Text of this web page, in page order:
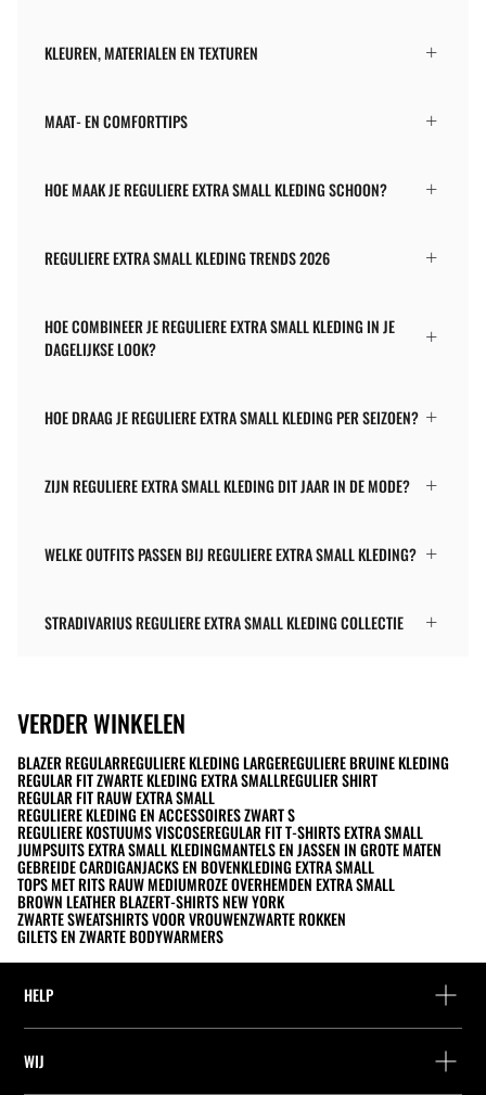
KLEUREN, MATERIALEN EN TEXTUREN
MAAT- EN COMFORTTIPS
HOE MAAK JE REGULIERE EXTRA SMALL KLEDING SCHOON?
REGULIERE EXTRA SMALL KLEDING TRENDS 2026
HOE COMBINEER JE REGULIERE EXTRA SMALL KLEDING IN JE
DAGELIJKSE LOOK?
HOE DRAAG JE REGULIERE EXTRA SMALL KLEDING PER SEIZOEN?
ZIJN REGULIERE EXTRA SMALL KLEDING DIT JAAR IN DE MODE?
WELKE OUTFITS PASSEN BIJ REGULIERE EXTRA SMALL KLEDING?
STRADIVARIUS REGULIERE EXTRA SMALL KLEDING COLLECTIE
VERDER WINKELEN
BLAZER REGULARREGULIERE KLEDING LARGEREGULIERE BRUINE KLEDING
REGULAR FIT ZWARTE KLEDING EXTRA SMALLREGULIER SHIRT
REGULAR FIT RAUW EXTRA SMALL
REGULIERE KLEDING EN ACCESSOIRES ZWART S
REGULIERE KOSTUUMS VISCOSEREGULAR FIT T-SHIRTS EXTRA SMALL
JUMPSUITS EXTRA SMALL KLEDINGMANTELS EN JASSEN IN GROTE MATEN
GEBREIDE CARDIGANJACKS EN BOVENKLEDING EXTRA SMALL
TOPS MET RITS RAUW MEDIUMROZE OVERHEMDEN EXTRA SMALL
BROWN LEATHER BLAZERT-SHIRTS NEW YORK
ZWARTE SWEATSHIRTS VOOR VROUWENZWARTE ROKKEN
GILETS EN ZWARTE BODYWARMERS
HELP
Leveringspunt zoeken
WIJ